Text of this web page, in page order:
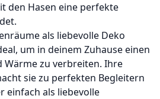
den Hasen eine perfekte
als liebevolle Deko
um in deinem Zuhause einen
Wärme zu verbreiten. Ihre
sie zu perfekten Begleitern
einfach als liebevolle